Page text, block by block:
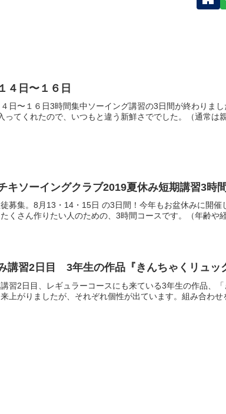
４日〜１６日
４日〜１６日3時間集中ソーイング講習の3日間が終わりま
ってくれたので、いつもと違う新鮮さででした。（通常は
キソーイングクラブ2019夏休み短期講習3時
募集。8月13・14・15日 の3日間！今年もお盆休みに開
くさん作りたい人のための、3時間コースです。（年齢や
講習2日目 3年生の作品『きんちゃくリュ
習2日目、レギュラーコースにも来ている3年生の作品、
上がりましたが、それぞれ個性が出ています。組み合わせ